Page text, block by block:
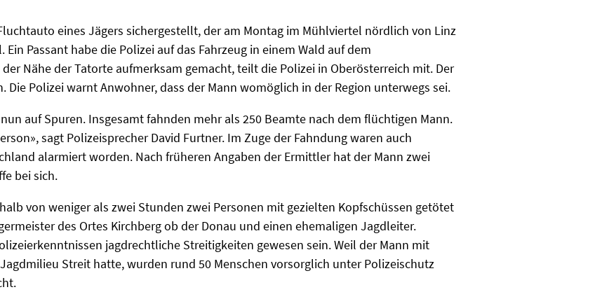
eines Jägers sichergestellt, der am Montag im Mühlviertel nördlich von Linz
Passant habe die Polizei auf das Fahrzeug in einem Wald auf dem
Nähe der Tatorte aufmerksam gemacht, teilt die Polizei in Oberösterreich mit. Der
Polizei warnt Anwohner, dass der Mann womöglich in der Region unterwegs sei.
auf Spuren. Insgesamt fahnden mehr als 250 Beamte nach dem flüchtigen Mann.
sagt Polizeisprecher David Furtner. Im Zuge der Fahndung waren auch
alarmiert worden. Nach früheren Angaben der Ermittler hat der Mann zwei
bei sich.
von weniger als zwei Stunden zwei Personen mit gezielten Kopfschüssen getötet
des Ortes Kirchberg ob der Donau und einen ehemaligen Jagdleiter.
jagdrechtliche Streitigkeiten gewesen sein. Weil der Mann mit
Streit hatte, wurden rund 50 Menschen vorsorglich unter Polizeischutz